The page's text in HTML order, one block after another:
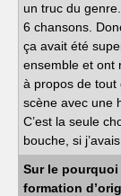
un truc du
6 chansons.
ça avait été
ensemble et ont
à propos de tout
scène avec une
C’est la seule
bouche, si
Sur le pourquoi
formation